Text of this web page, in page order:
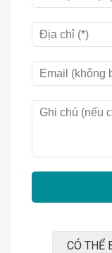
CÓ THỂ